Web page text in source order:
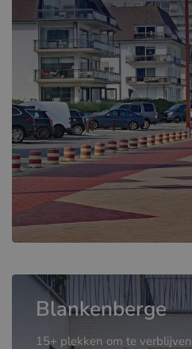
Blankenberge
15+ plekken om te verblijven